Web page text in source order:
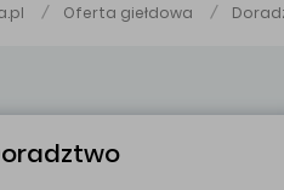
Oferta giełdowa